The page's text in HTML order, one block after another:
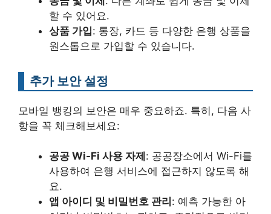
할 수 있어요.
상품 가입: 통장, 카드 등 다양한 은행 상품을
원스톱으로 가입할 수 있습니다.
추가 보안 설정
모바일 뱅킹의 보안은 매우 중요하죠. 특히, 다음 사
항을 꼭 체크해보세요:
공공 Wi-Fi 사용 자제 : 공공장소에서 Wi-Fi를
사용하여 은행 서비스에 접근하지 않도록 해
요.
앱 아이디 및 비밀번호 관리 : 예측 가능한 아